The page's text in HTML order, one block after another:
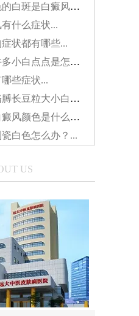
皮肤有乳白色的白斑是白癜风吗？...
什么症状...
状都有哪些...
手指上出现许多小白点点是怎么了...
些症状...
两岁半宝宝胳膊长豆粒大小白斑是怎么了...
不同时期的白癜风颜色是什么样的...
白色怎么办？...
US